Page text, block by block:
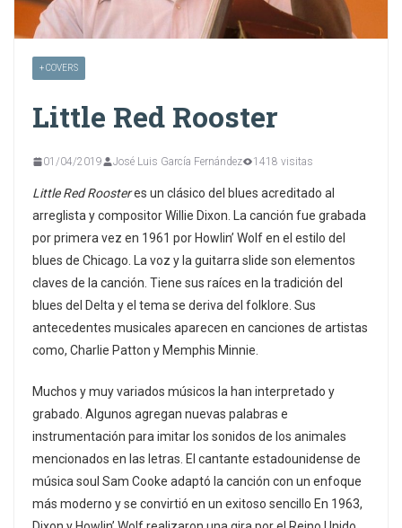
+ COVERS
Little Red Rooster
01/04/2019 José Luis García Fernández 1418 visitas
Little Red Roosteres un clásico del blues acreditado al
arreglista y compositor Willie Dixon. La canción fue grabada
por primera vez en 1961 por Howlin’ Wolf en el estilo del
blues de Chicago. La voz y la guitarra slide son elementos
claves de la canción. Tiene sus raíces en la tradición del
blues del Delta y el tema se deriva del folklore. Sus
antecedentes musicales aparecen en canciones de artistas
como, Charlie Patton y Memphis Minnie.
Muchos y muy variados músicos la han interpretado y
grabado. Algunos agregan nuevas palabras e
instrumentación para imitar los sonidos de los animales
mencionados en las letras. El cantante estadounidense de
música soul Sam Cooke adaptó la canción con un enfoque
más moderno y se convirtió en un exitoso sencillo En 1963,